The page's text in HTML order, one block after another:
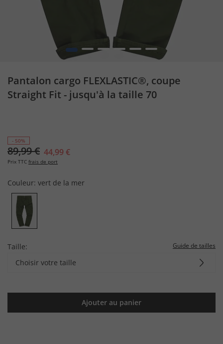
1 2 3 4 5 6
Pantalon cargo FLEXLASTIC®, coupe
Straight Fit - jusqu'à la taille 70
- 50%
89,99 € 44,99 €
Prix TTC frais de port
Couleur: vert de la mer
Taille: Guide de tailles
Choisir votre taille
Ajouter au panier